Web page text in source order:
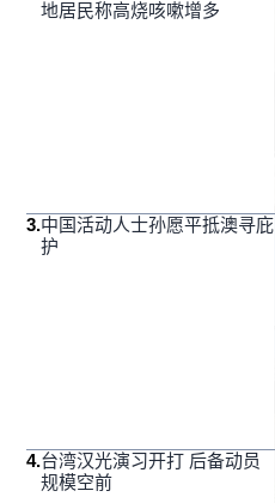
地居民称高烧咳嗽增多
3.中国活动人士孙愿平抵澳寻庇
护
4.台湾汉光演习开打 后备动员
规模空前